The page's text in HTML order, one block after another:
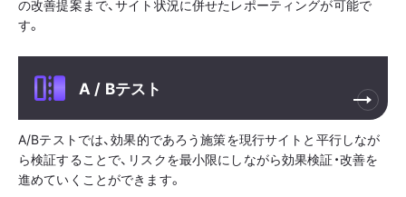
の改善提案まで、サイト状況に併せたレポーティングが可能で
す。
A / Bテスト
A/Bテストでは、効果的であろう施策を現行サイトと平行しなが
ら検証することで、リスクを最小限にしながら効果検証・改善を
進めていくことができます。